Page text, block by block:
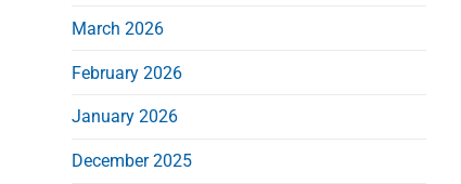
March 2026
February 2026
January 2026
December 2025